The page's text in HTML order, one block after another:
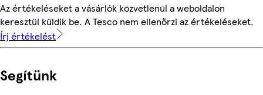
Az értékeléseket a vásárlók közvetlenül a weboldalon
keresztül küldik be. A Tesco nem ellenőrzi az értékeléseket.
Írj értékelést
Segítünk